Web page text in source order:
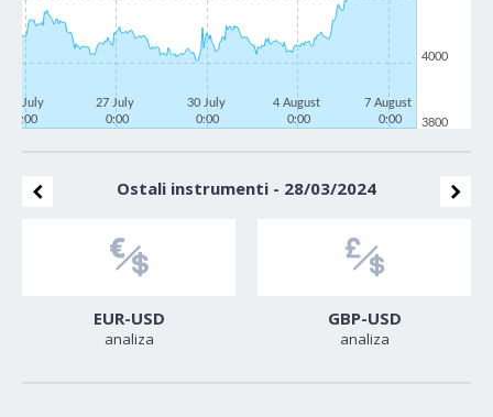
22 July
0:00
27 July
0:00
30 July
0:00
4 August
0:00
7 August
0:00
3800
4000
Ostali instrumenti - 28/03/2024
EUR-USD
analiza
GBP-USD
analiza